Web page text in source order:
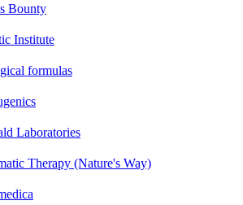
Bounty
Institute
formulas
Laboratories
Therapy (Nature's Way)